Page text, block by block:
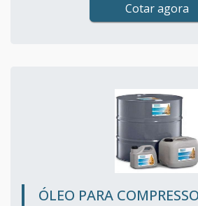
Cotar agora
ÓLEO PARA